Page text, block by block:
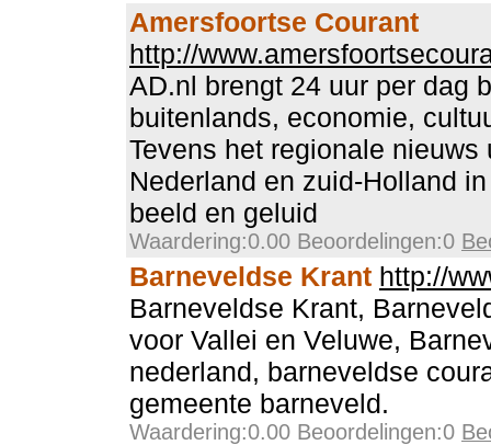
Amersfoortse Courant
http://
AD.nl brengt 24 uur per dag
buitenlands, economie,
Tevens het regionale
Nederland en zuid-Holland
beeld en geluid
Waardering:0.00 Beoordelingen:0
Barneveldse Krant http://
Barneveldse Krant,
voor Vallei en Veluwe,
nederland, barneveldse
gemeente barneveld.
Waardering:0.00 Beoordelingen:0